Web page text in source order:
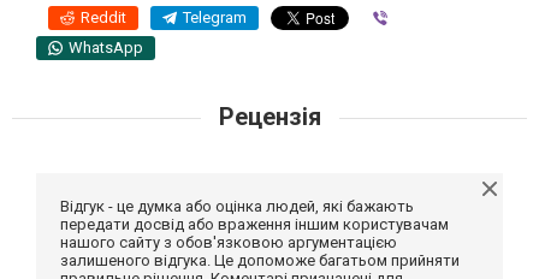
Reddit Telegram
WhatsApp
Рецензія
Відгук - це думка або оцінка людей, які бажають
передати досвід або враження іншим користувачам
нашого сайту з обов'язковою аргументацією
залишеного відгука. Це допоможе багатьом прийняти